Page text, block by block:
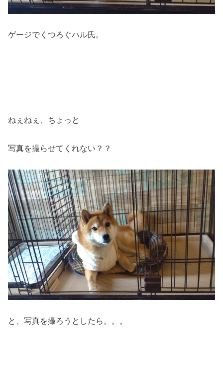
ゲージでくつろぐハル氏。
ねぇねぇ、ちょっと
写真を撮らせてくれない？？
と、写真を撮ろうとしたら。。。